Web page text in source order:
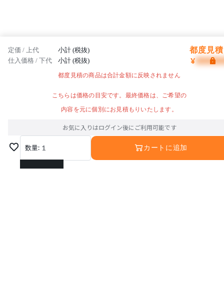
定価 / 上代 小計 (税抜) 都度見
仕入価格 / 下代 小計 (税抜) ¥
都度見積の商品は合計金額に反映されません
こちらは価格の目安です。最終価格は、ご希望の
内容を元に個別にお見積もりいたします。
お気に入りはログイン後にご利用可能です
数量: 1
1
カートに追加